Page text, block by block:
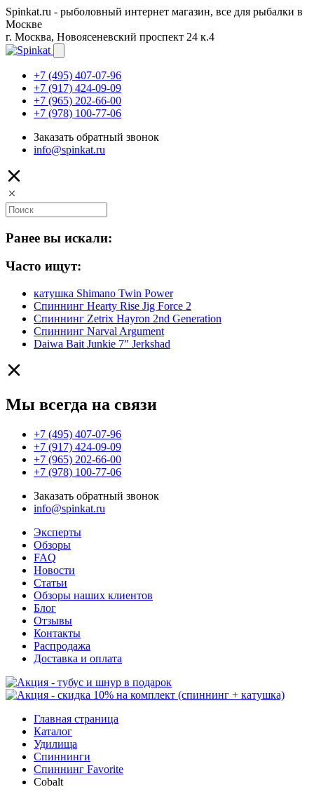
Spinkat.ru - рыболовный интернет магазин, все для рыбалки в
Москве
г. Москва, Новоясеневский проспект 24 к.4
+7 (495) 407-07-96
+7 (917) 424-09-09
+7 (965) 202-66-00
+7 (978) 100-77-06
Заказать обратный звонок
info@spinkat.ru
Ранее вы искали:
Часто ищут:
катушка Shimano Twin Power
Спиннинг Hearty Rise Jig Force 2
Спиннинг Zetrix Hayron 2nd Generation
Спиннинг Narval Argument
Daiwa Bait Junkie 7" Jerkshad
Мы всегда на связи
+7 (495) 407-07-96
+7 (917) 424-09-09
+7 (965) 202-66-00
+7 (978) 100-77-06
Заказать обратный звонок
info@spinkat.ru
Эксперты
Обзоры
FAQ
Новости
Статьи
Обзоры наших клиентов
Блог
Отзывы
Контакты
Распродажа
Доставка и оплата
Главная страница
Каталог
Удилища
Спиннинги
Спиннинг Favorite
Cobalt